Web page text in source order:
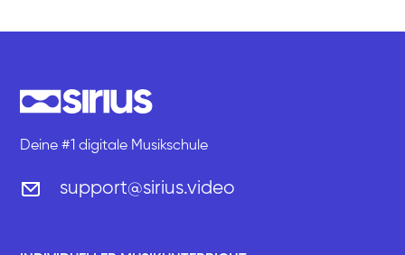
Deine #1 digitale Musikschule
support@sirius.video